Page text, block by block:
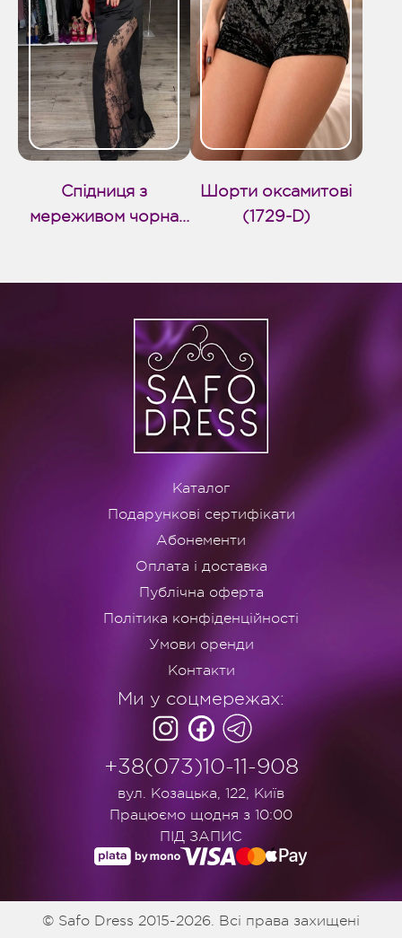
Спідниця з
мереживом чорна
Шорти оксамитові
(1729-D)
Каталог
Подарункові сертифікати
Абонементи
Оплата і доставка
Публічна оферта
Політика конфіденційності
Умови оренди
Контакти
Ми у соцмережах:
+38(073)10-11-908
вул. Козацька, 122, Київ
Працюємо щодня з 10:00
ПІД ЗАПИС
© Safo Dress 2015-2026. Всі права захищені